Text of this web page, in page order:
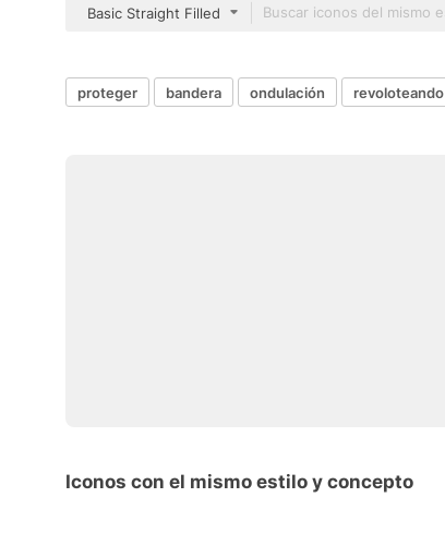
Basic Straight Filled
proteger bandera ondulación revoloteando
Iconos con el mismo estilo y concepto